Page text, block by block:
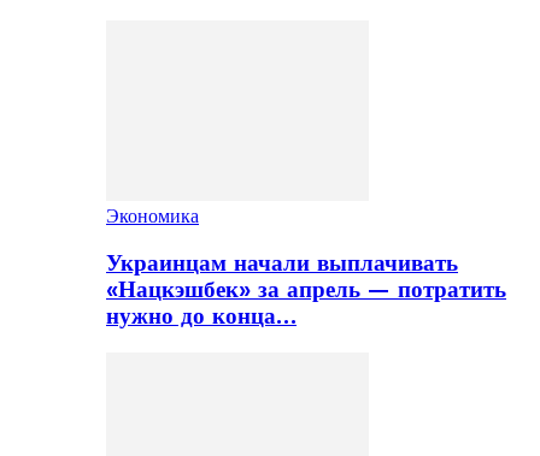
Экономика
Украинцам начали выплачивать
«Нацкэшбек» за апрель — потратить
нужно до конца…